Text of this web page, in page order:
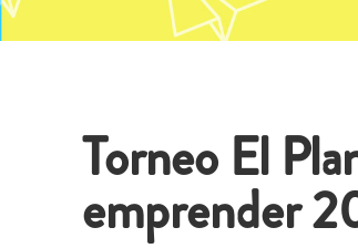
Torneo El
emprender